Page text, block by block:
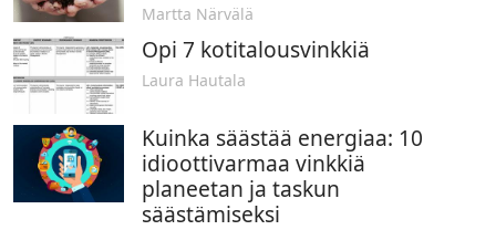
Martta Närvälä
Opi 7 kotitalousvinkkiä
Laura Hautala
Kuinka säästää energiaa: 10
idioottivarmaa vinkkiä
planeetan ja taskun
säästämiseksi